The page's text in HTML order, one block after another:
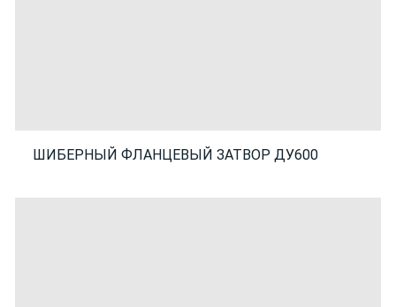
ШИБЕРНЫЙ ФЛАНЦЕВЫЙ ЗАТВОР ДУ600